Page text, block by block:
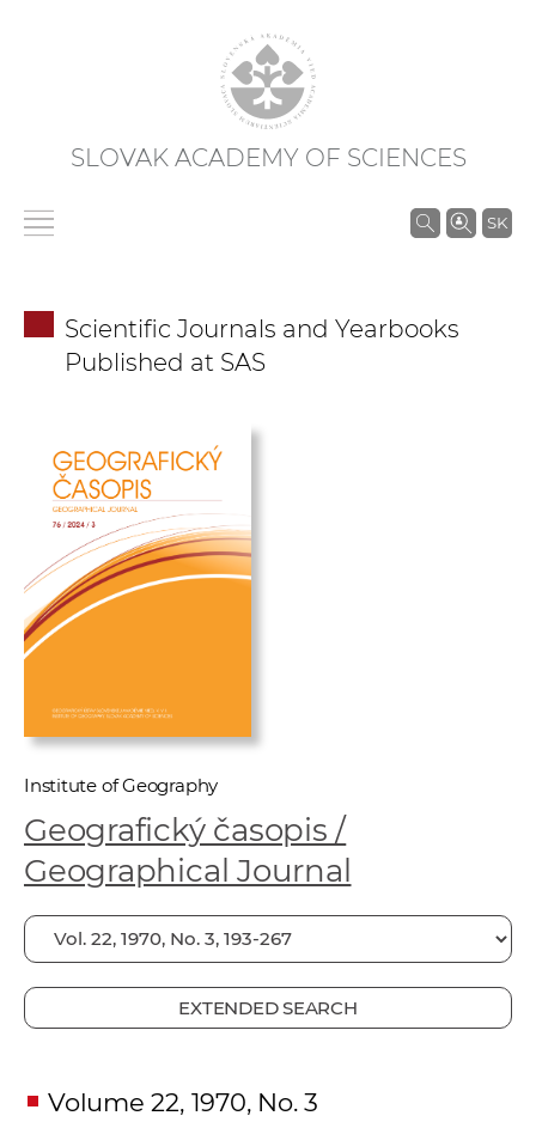
SLOVAK ACADEMY OF SCIENCES
SK
S
c
Scientific Journals and Yearbooks
Published at SAS
Institute of Geography
Geografický časopis /
Geographical Journal
EXTENDED SEARCH
Volume 22, 1970, No. 3